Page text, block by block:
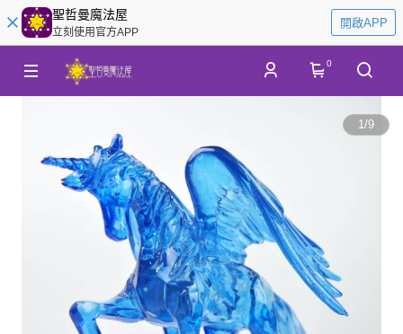
聖哲曼魔法屋
立刻使用官方APP
開啟APP
0
1/9